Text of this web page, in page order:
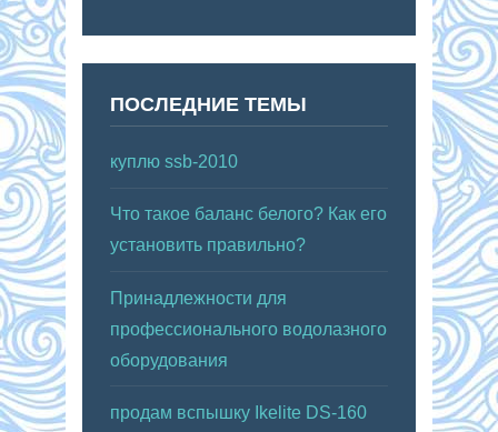
ПОСЛЕДНИЕ ТЕМЫ
куплю ssb-2010
Что такое баланс белого? Как его
установить правильно?
Принадлежности для
профессионального водолазного
оборудования
продам вспышку Ikelite DS-160